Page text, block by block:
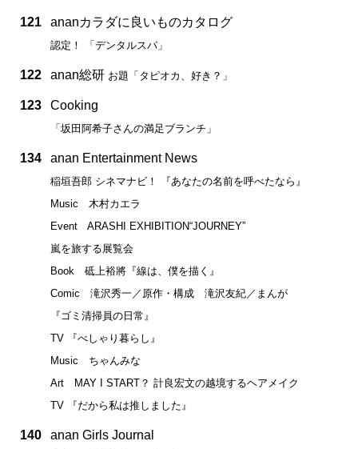
121 ananカラダに良いものカタログ
認定！ 「デンタルスパ」
122 anan総研 お題「タピオカ、好き？」
123 Cooking
「坂田阿希子さんの満足ブランチ」
134 anan Entertainment News
稲垣吾郎 シネマナビ！ 『あなたの名前を呼べたなら』
Music 木村カエラ
Event ARASHI EXHIBITION“JOURNEY”
嵐を旅する展覧会
Book 砥上裕將『線は、僕を描く』
Comic 滝沢秀一／原作・構成 滝沢友紀／まんが
『ゴミ清掃員の日常』
TV 『べしゃり暮らし』
Music ちゃんみな
Art MAY I START？ 計良宏文の越境するヘアメイク
TV 『だから私は推しました』
140 anan Girls Journal